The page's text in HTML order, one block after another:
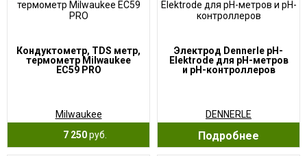
Кондуктометр, TDS метр,
термометр Milwaukee
EC59 PRO
Milwaukee
7 250руб.
Электрод Dennerle pH-
Elektrode для pH-метров
и pH-контроллеров
DENNERLE
Подробнее